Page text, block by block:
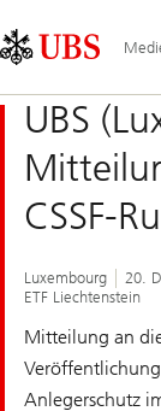
Links
Area
UBS
CSSF-
Luxembourg 20.
ETF Liechtenstein
Mitteilung an
Veröffentlichung
Anlegerschutz